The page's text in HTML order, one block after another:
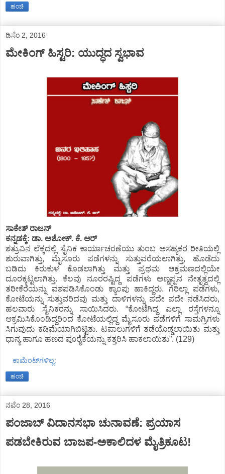
ಹಂಚಿ
ಡಿಸೆಂ 2, 2016
ಮೇಕಿಂಗ್ ಹಿಸ್ಟರಿ: ಯುದ್ಧದ ಸ್ವಭಾವ
ಸಾಕೇತ್ ರಾಜನ್
ಕನ್ನಡಕ್ಕೆ: ಡಾ. ಅಶೋಕ್. ಕೆ. ಆರ್
ಶತ್ರುವಿನ ಲೆಕ್ಕದಲ್ಲಿ ಸೈನಿಕ ಕಾರ್ಯಾಚರಣೆಯು ತುಂಬ ಅಸಹ್ಯಕರ ರೀತಿಯಲ್ಲಿ
ಶುರುವಾಗಿತ್ತು, ಮೈಸೂರು ಪಡೆಗಳನ್ನು ಸುತ್ತುವರೆಯಲಾಗಿತ್ತು, ಹೊಡೆದು
ಬಡಿದು ಕಿರುಕುಳ ಕೊಡಲಾಗಿತ್ತು ಮತ್ತು ಪ್ರಥಮ ಆಕ್ರಮಣದಲ್ಲಿಯೇ
ದೂರಕ್ಕಟ್ಟಲಾಗಿತ್ತು. ಕೆಲವು ನೂರರಷ್ಟಿದ್ದ ಪಡೆಗಳು ಅಣ್ಣಪ್ಪನ ನೇತೃತ್ವದಲ್ಲಿ
ತರೀಕೆರೆಯನ್ನು ವಶಪಡಿಸಿಕೊಂಡು ಕ್ಯಾಂಪು ಹಾಕಿದ್ದರು. ಗೆರಿಲ್ಲಾ ಪಡೆಗಳು,
ಕೋಟೆಯನ್ನು ಸುತ್ತುವರಿದವು ಮತ್ತು ದಾಳಿಗಳನ್ನು ಪದೇ ಪದೇ ನಡೆಸಿದರು,
ಹಲವಾರು ಸೈನಿಕರನ್ನು ಸಾಯಿಸಿದರು. “ಕೋಟೆಗಿದ್ದ ಎಲ್ಲಾ ರಸ್ತೆಗಳನ್ನೂ
ಆಕ್ರಮಿಸಿಕೊಂಡಿದ್ದರಿಂದ ಕೋಟೆಯಲ್ಲಿದ್ದ ಮೈಸೂರು ಪಡೆಗಳಿಗೆ ಸಾಮಗ್ರಿಗಳು
ಸಿಗುವುದು ಕಡಿಮೆಯಾಗಿಬಿಟ್ಟಿತು. ಟಪಾಲುಗಳಿಗೆ ತಡೆಯೊಡ್ಡಲಾಯಿತು ಮತ್ತು
ಧಾನ್ಯ ಹಾಗೂ ಹಣದ ಪೂರೈಕೆಯನ್ನು ಕತ್ತರಿಸಿ ಹಾಕಲಾಯಿತು”. (129)
ಕಾಮೆಂಟ್‌ಗಳಿಲ್ಲ:
ಹಂಚಿ
ನವೆಂ 28, 2016
ಪಂಜಾಬ್ ವಿದಾನಸಭಾ ಚುನಾವಣೆ: ಪ್ರಯಾಸ
ಪಡಬೇಕಿರುವ ಬಾಜಪ-ಅಕಾಲಿದಳ ಮೈತ್ರಿಕೂಟ!